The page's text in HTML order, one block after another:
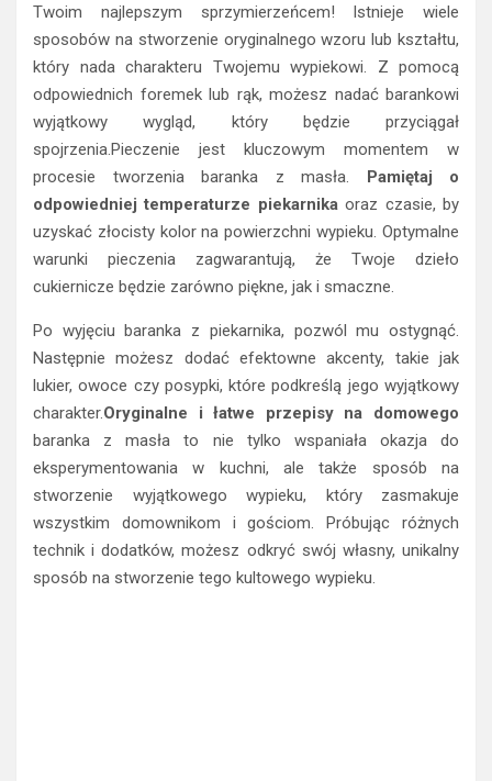
Twoim najlepszym sprzymierzeńcem! Istnieje wiele
sposobów na stworzenie oryginalnego wzoru lub kształtu,
który nada charakteru Twojemu wypiekowi. Z pomocą
odpowiednich foremek lub rąk, możesz nadać barankowi
wyjątkowy wygląd, który będzie przyciągał
spojrzenia.Pieczenie jest kluczowym momentem w
procesie tworzenia baranka z masła. Pamiętaj o
odpowiedniej temperaturze piekarnikaoraz czasie, by
uzyskać złocisty kolor na powierzchni wypieku. Optymalne
warunki pieczenia zagwarantują, że Twoje dzieło
cukiernicze będzie zarówno piękne, jak i smaczne.
Po wyjęciu baranka z piekarnika, pozwól mu ostygnąć.
Następnie możesz dodać efektowne akcenty, takie jak
lukier, owoce czy posypki, które podkreślą jego wyjątkowy
charakter.Oryginalne i łatwe przepisy na domowego
baranka z masła to nie tylko wspaniała okazja do
eksperymentowania w kuchni, ale także sposób na
stworzenie wyjątkowego wypieku, który zasmakuje
wszystkim domownikom i gościom. Próbując różnych
technik i dodatków, możesz odkryć swój własny, unikalny
sposób na stworzenie tego kultowego wypieku.